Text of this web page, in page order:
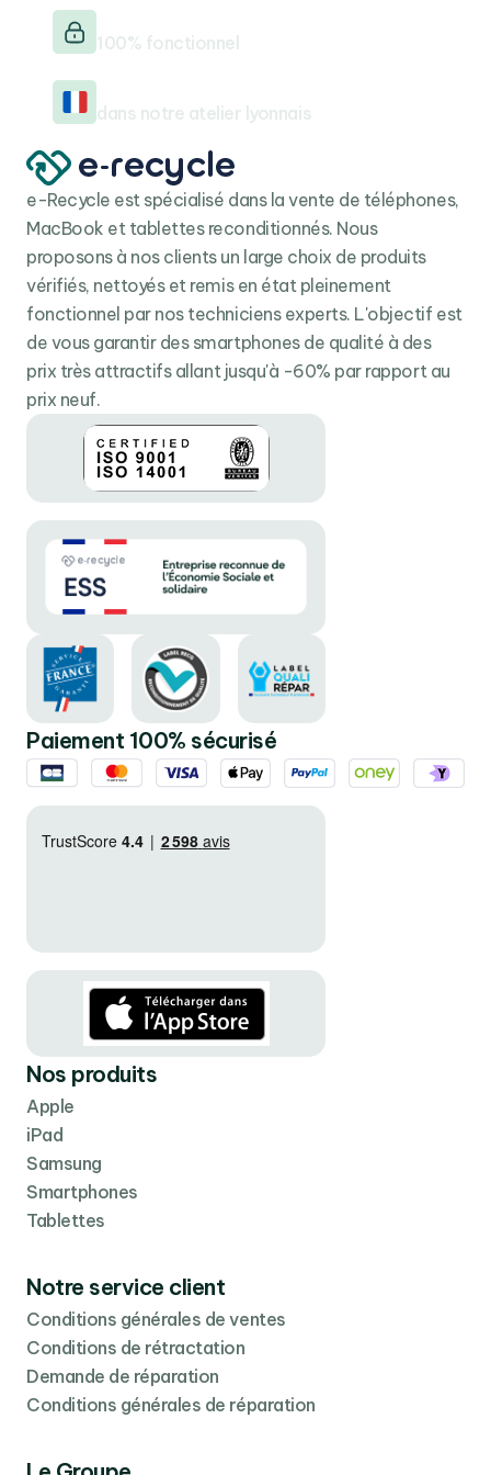
fonctionner en symbiose avec le matériel qui
l’accompagne. Un logiciel pensé pour optimiser et
ajuster chaque action afin de simplifier les usages de
ses utilisateurs.
la pomme s’offre de nouvelles fonctionnalités, comme
la possibilité de réaliser des croquis dans l’application
Notes, d’ajouter des widgets à l’écran d’accueil, ou
encore, de traduire les textes en 27 langues
nativement. Comme son prédécesseur, l’iPad 8 (2020)
est compatible avec le smart Keyboard et l’Apple
Pencil afin de se transformer en véritable outil
professionnel et créatif. Compatible avec leWifi 5 , le
Bluetooth 4.2
votre environnement en un rien de temps.
dans notre atelier lyonnais
100% fonctionnel
e-Recycle est spécialisé dans la vente de téléphones,
MacBook et tablettes reconditionnés. Nous
proposons à nos clients un large choix de produits
vérifiés, nettoyés et remis en état pleinement
fonctionnel par nos techniciens experts. L'objectif est
de vous garantir des smartphones de qualité à des
prix très attractifs allant jusqu'à -60% par rapport au
prix neuf.
Paiement 100% sécurisé
Nos produits
Apple
iPad
Samsung
Smartphones
Tablettes
Notre service client
Conditions générales de ventes
Conditions de rétractation
Demande de réparation
Conditions générales de réparation